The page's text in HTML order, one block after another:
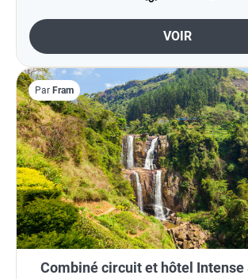
VOIR
Par Fram
Combiné circuit et hôtel Intense